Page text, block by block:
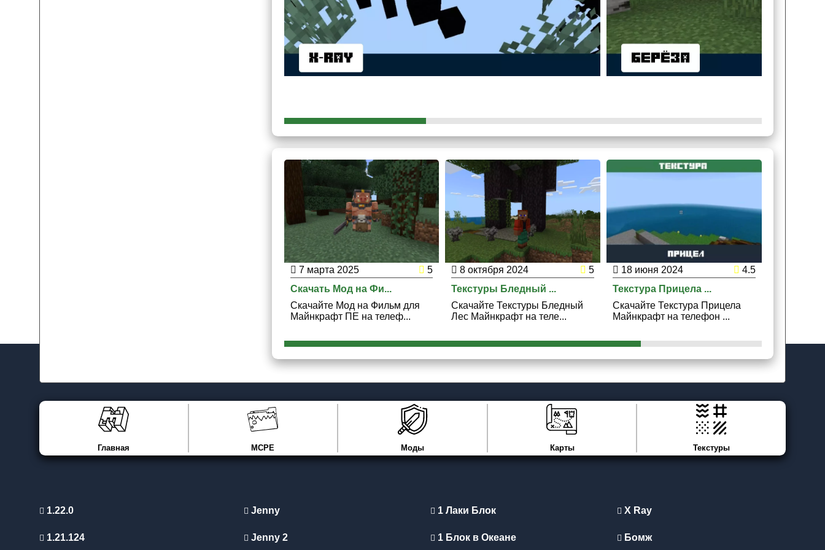
7 марта 2025
5
Скачать Мод на Фи...
Скачайте Мод на Фильм для
Майнкрафт ПЕ на телеф...
8 октября 2024
5
Текстуры Бледный ...
Скачайте Текстуры Бледный
Лес Майнкрафт на теле...
18 июня 2024
4.5
Текстура Прицела ...
Скачайте Текстура Прицела
Майнкрафт на телефон ...
Главная MCPE Моды Карты Текстуры
1.22.0
1.21.124
Jenny
Jenny 2
1 Лаки Блок
1 Блок в Океане
X Ray
Бомж